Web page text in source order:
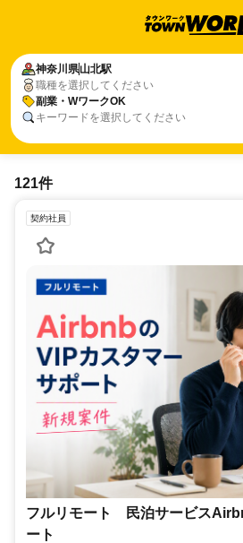
神奈川県山北駅
職種を選択してください
副業・WワークOK
キーワードを選択してください
121件
契約社員
フルリモート 民泊サービス
ート